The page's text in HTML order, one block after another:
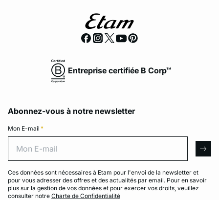
Entreprise certifiée B Corp™
Abonnez-vous à notre newsletter
Mon E-mail *
Ces données sont nécessaires à Etam pour l'envoi de la newsletter et
pour vous adresser des offres et des actualités par email. Pour en savoir
plus sur la gestion de vos données et pour exercer vos droits, veuillez
consulter notre Charte de Confidentialité